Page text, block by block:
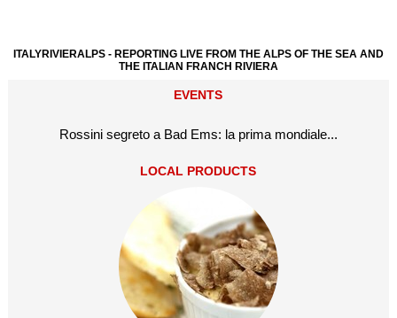
ITALYRIVIERALPS - REPORTING LIVE FROM THE ALPS OF THE SEA AND
THE ITALIAN FRANCH RIVIERA
EVENTS
Rossini segreto a Bad Ems: la prima mondiale...
LOCAL PRODUCTS